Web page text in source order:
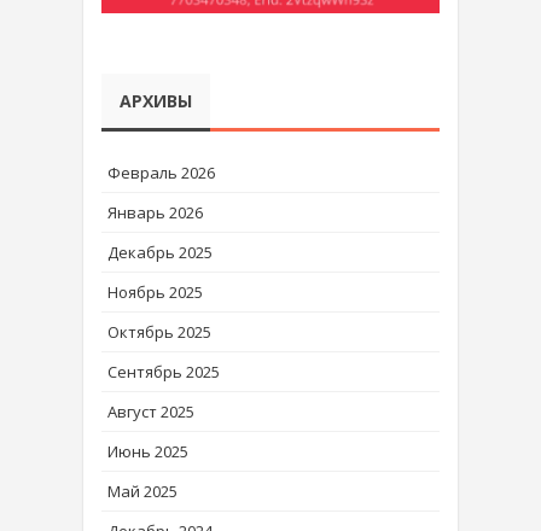
АРХИВЫ
Февраль 2026
Январь 2026
Декабрь 2025
Ноябрь 2025
Октябрь 2025
Сентябрь 2025
Август 2025
Июнь 2025
Май 2025